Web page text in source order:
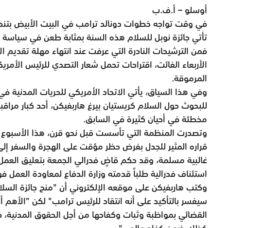
أوسلو – أ.ف.ب
في وقت تواجه خطوات دونالد ترامب في البيت الأبيض
تأتي جائزة نوبل للسلام هذه السنة بمثابة طعن في
فمن الترشيحات النادرة التي عرفت عند انتهاء مهلة تقديم
الأربعاء الفائت، اقتراحات تحمل شعار التصدي للرئيس
المرموقة.
وفي هذا السياق، يأتي الاتحاد الأمريكي للحريات
للبحوث حول السلام كريستيان بيرغ هاربفيكن، أحد كبار
مخطئة في أحيان كثيرة في السابق.
وتصدرت المنظمة التي تأسست قبل نحو قرن، هذا
قراره المثير للجدل بفرض حظر مؤقت على الهجرة والسفر
غالبية مسلمة، وقد حكم قاضٍ فدرالي الجمعة بتعليق
استئناف فدرالية طلباً قدمته وزارة الدفاع لمعاودة العمل
وكتب هاربفيكن على موقعه الإلكتروني أن "منح جائزة
سيفسر بالتأكيد على أنه انتقاد للرئيس ترامب" لكن
القضائي بمواظبة وثبات وكفاحها من أجل الحقوق المدنية،